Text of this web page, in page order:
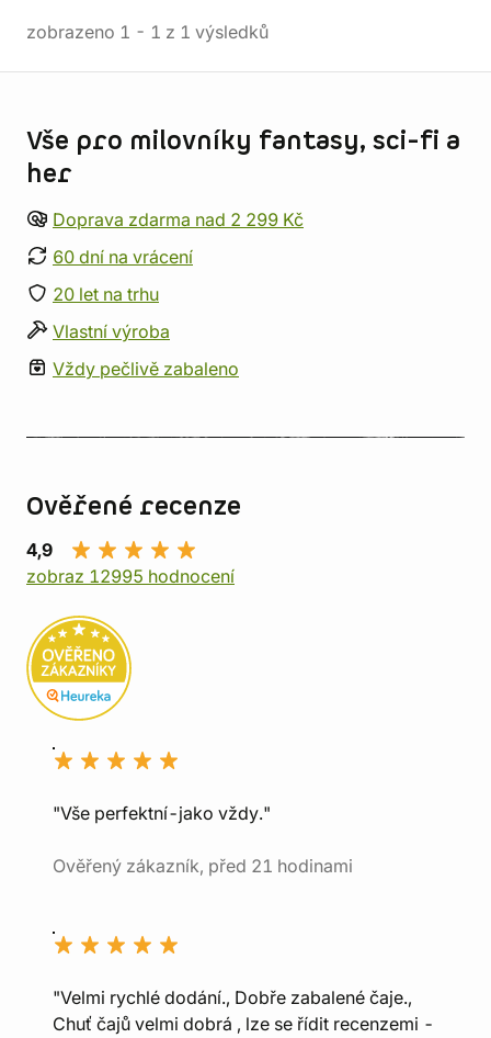
zobrazeno 1 - 1 z 1 výsledků
Vše pro milovníky fantasy, sci-fi a
her
Doprava zdarma nad 2 299 Kč
60 dní na vrácení
20 let na trhu
Vlastní výroba
Vždy pečlivě zabaleno
Ověřené recenze
4,9
zobraz 12995 hodnocení
"Vše perfektní-jako vždy."
Ověřený zákazník, před 21 hodinami
"Velmi rychlé dodání., Dobře zabalené čaje.,
Chuť čajů velmi dobrá , lze se řídit recenzemi -